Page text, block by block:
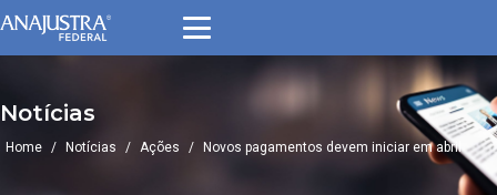
Notícias
Home / Notícias / Ações / Novos pagamentos devem iniciar em abril